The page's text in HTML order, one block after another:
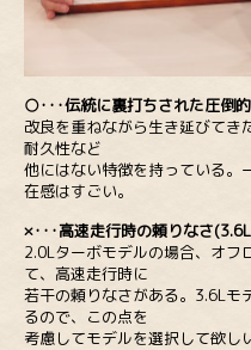
○･･･伝統に裏打ちされた圧倒
改良を重ねながら生き延びてき
耐久性など
他にはない特徴を持っている。
在感はすごい。
×･･･高速走行時の頼りなさ
2.0Lターボモデルの場合、オフ
て、高速走行時に
若干の頼りなさがある。3.6Lモ
るので、この点を
考慮してモデルを選択して欲し